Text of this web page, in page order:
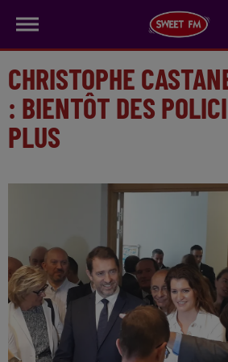
CHRISTOPHE
: BIENTÔT DES
PLUS